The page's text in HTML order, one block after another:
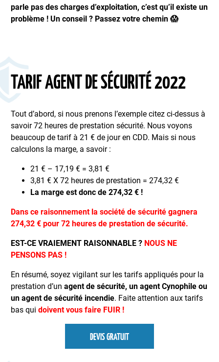
parle pas des charges d’exploitation, c’est qu’il existe un
problème ! Un conseil ? Passez votre chemin 😱
TARIF AGENT DE SÉCURITÉ 2022
Tout d’abord, si nous prenons l’exemple citez ci-dessus à
savoir 72 heures de prestation sécurité. Nous voyons
beaucoup de tarif à 21 € de jour en CDD. Mais si nous
calculons la marge, a savoir :
21 € – 17,19 € = 3,81 €
3,81 € X 72 heures de prestation = 274,32 €
La marge est donc de 274,32 € !
Dans ce raisonnement la société de sécurité gagnera
274,32 € pour 72 heures de prestation de sécurité.
EST-CE VRAIEMENT RAISONNABLE ? NOUS NE
PENSONS PAS !
En résumé, soyez vigilant sur les tarifs appliqués pour la
prestation d’unagent de sécurité, un agent Cynophile ou
un agent de sécurité incendie. Faite attention aux tarifs
bas quidoivent vous faire FUIR !
DEVIS GRATUIT